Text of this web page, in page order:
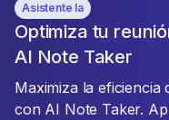
Asistente Ia
Optimiza tu
AI Note Taker
Maximiza la eficiencia
con AI Note Taker.